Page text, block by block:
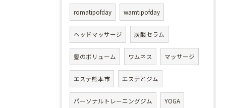
romatipofday wamtipofday
ヘッドマッサージ 炭酸セラム
髪のボリューム ワムネス マッサージ
エステ熊本市 エステとジム
パーソナルトレーニングジム YOGA